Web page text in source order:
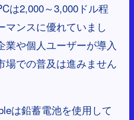
は2,000～3,000ドル程
マンスに優れていまし
業や個人ユーザーが導入
場での普及は進みません
は鉛蓄電池を使用して